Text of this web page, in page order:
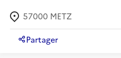
57000 METZ
Partager